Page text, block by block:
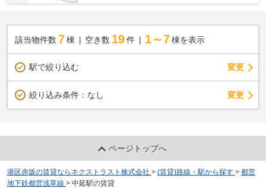
該当物件数 7棟 空き数 19 件 1～7 棟を表示
駅で絞り込む 変更
絞り込み条件： なし 変更
ページトップへ
港区赤坂の賃貸ならネクストラスト株式会社 > (賃貸)路線・駅から探す > 都営
地下鉄都営浅草線 > 中延駅の賃貸